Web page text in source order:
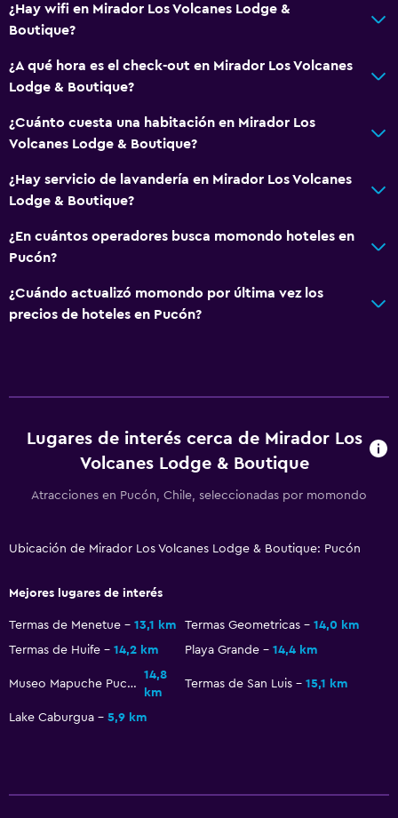
Senderismo
General
Vista al jardín
Vista a la montaña
Chimenea
Sofá
Almuerzos para llevar
Menús para dietas especiales (bajo petición)
Restaurante
Comedor
Servicios y facilidades
Servicio de despertador
Servicio de conserjería
Mostrador de información turística
¿Hay wifi en Mirador Los Volcanes Lodge &
Boutique?
¿A qué hora es el check-out en Mirador Los Volcanes
Lodge & Boutique?
¿Cuánto cuesta una habitación en Mirador Los
Volcanes Lodge & Boutique?
¿Hay servicio de lavandería en Mirador Los Volcanes
Lodge & Boutique?
¿En cuántos operadores busca momondo hoteles en
Pucón?
¿Cuándo actualizó momondo por última vez los
precios de hoteles en Pucón?
Lugares de interés cerca de Mirador Los
Volcanes Lodge & Boutique
Atracciones en Pucón, Chile, seleccionadas por momondo
Ubicación de Mirador Los Volcanes Lodge & Boutique: Pucón
Mejores lugares de interés
Termas de Menetue 13,1 km Termas Geometricas
14,0 km
Termas de Huife
14,2 km Playa Grande 14,4 km
Museo Mapuche Pucón
14,8
km
Termas de San Luis 15,1 km
Lake Caburgua 5,9 km